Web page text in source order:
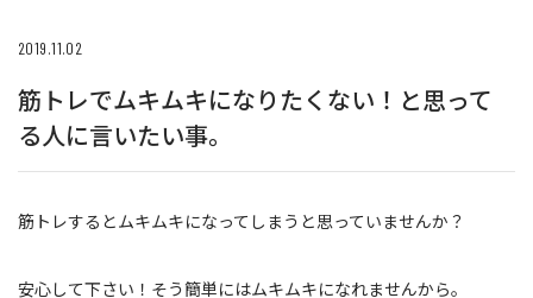
2019.11.02
筋トレでムキムキになりたくない！と思って
る人に言いたい事。
筋トレするとムキムキになってしまうと思っていませんか？
安心して下さい！そう簡単にはムキムキになれませんから。